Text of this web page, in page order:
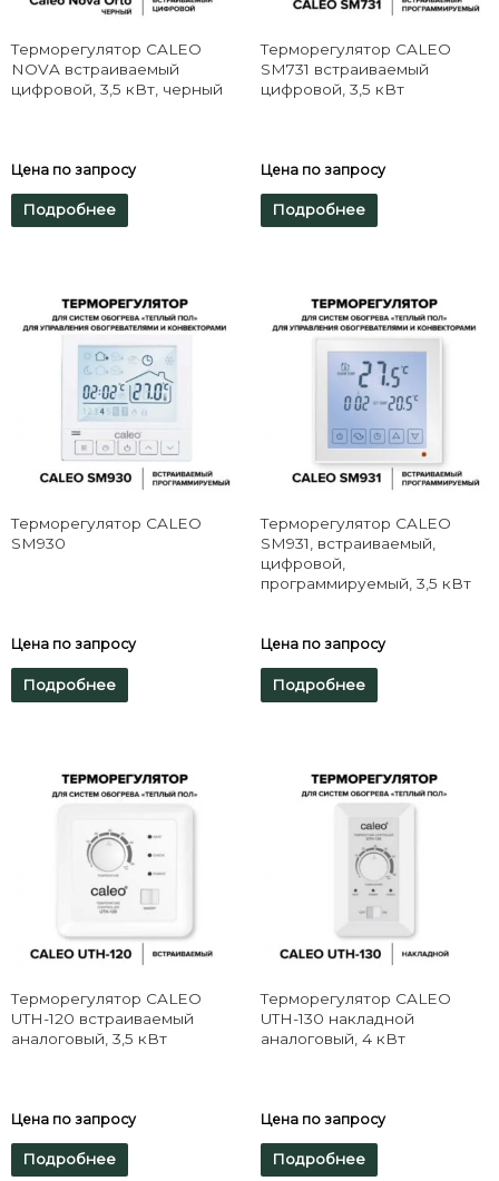
Терморегулятор CALEO
NOVA встраиваемый
цифровой, 3,5 кВт, черный
Цена по запросу
Подробнее
Терморегулятор CALEO
SM731 встраиваемый
цифровой, 3,5 кВт
Цена по запросу
Подробнее
Терморегулятор CALEO
SM930
Цена по запросу
Подробнее
Терморегулятор CALEO
SM931, встраиваемый,
цифровой,
программируемый, 3,5 кВт
Цена по запросу
Подробнее
Терморегулятор CALEO
UTH-120 встраиваемый
аналоговый, 3,5 кВт
Цена по запросу
Подробнее
Терморегулятор CALEO
UTH-130 накладной
аналоговый, 4 кВт
Цена по запросу
Подробнее